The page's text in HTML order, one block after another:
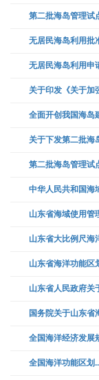
第二批海岛管理试
无居民海岛利用批
无居民海岛利用申
全面开创我国海岛
关于下发第二批海
第二批海岛管理试
中华人民共和国海
山东省海域使用管
山东省大比例尺海
山东省海洋功能区
国务院关于山东省
全国海洋经济发展
全国海洋功能区划